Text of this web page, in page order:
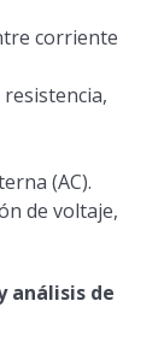
corriente
(AC).
de voltaje,
análisis de